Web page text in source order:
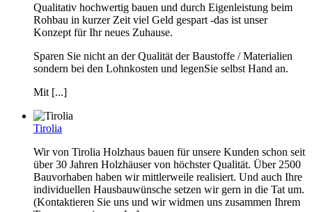
Qualitativ hochwertig bauen und durch Eigenleistung beim
Rohbau in kurzer Zeit viel Geld gespart -das ist unser
Konzept für Ihr neues Zuhause.
Sparen Sie nicht an der Qualität der Baustoffe / Materialien
sondern bei den Lohnkosten und legenSie selbst Hand an.
Mit [...]
Tirolia
Wir von Tirolia Holzhaus bauen für unsere Kunden schon seit
über 30 Jahren Holzhäuser von höchster Qualität. Über 2500
Bauvorhaben haben wir mittlerweile realisiert. Und auch Ihre
individuellen Hausbauwünsche setzen wir gern in die Tat um.
(Kontaktieren Sie uns und wir widmen uns zusammen Ihrem